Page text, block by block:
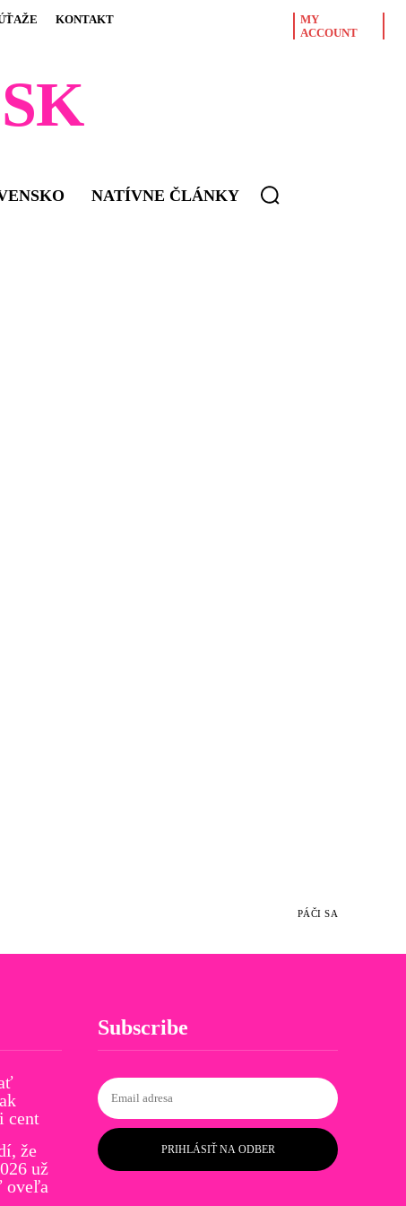
KONTAKT
MY
ACCOUNT
NATÍVNE ČLÁNKY
PÁČI SA
cent
že
už
oveľa
Subscribe
PRIHLÁSIŤ NA ODBER